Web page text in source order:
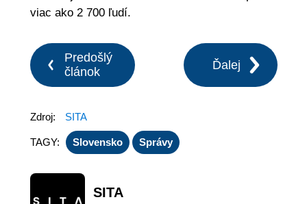
viac ako 2 700 ľudí.
Predošlý
článok
Ďalej
Zdroj: SITA
TAGY: Slovensko Správy
SITA